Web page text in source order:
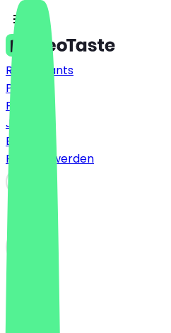
Restaurants
Preise
FAQ
Jobs
Blog
Partner werden